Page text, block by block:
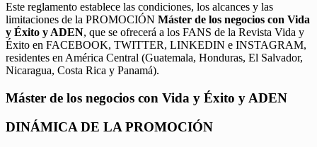
Este reglamento establece las condiciones, los alcances y las
limitaciones de la PROMOCIÓN Máster de los negocios con Vida
y Éxito y ADEN, que se ofrecerá a los FANS de la Revista Vida y
Éxito en FACEBOOK, TWITTER, LINKEDIN e INSTAGRAM,
residentes en América Central (Guatemala, Honduras, El Salvador,
Nicaragua, Costa Rica y Panamá).
Máster de los negocios con Vida y Éxito y ADEN
DINÁMICA DE LA PROMOCIÓN